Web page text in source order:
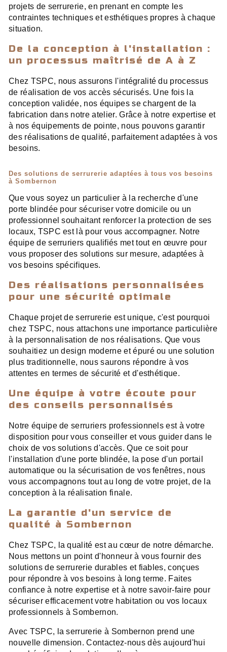
projets de serrurerie, en prenant en compte les
contraintes techniques et esthétiques propres à chaque
situation.
De la conception à l'installation :
un processus maîtrisé de A à Z
Chez TSPC, nous assurons l'intégralité du processus
de réalisation de vos accès sécurisés. Une fois la
conception validée, nos équipes se chargent de la
fabrication dans notre atelier. Grâce à notre expertise et
à nos équipements de pointe, nous pouvons garantir
des réalisations de qualité, parfaitement adaptées à vos
besoins.
Des solutions de serrurerie adaptées à tous vos besoins
à Sombernon
Que vous soyez un particulier à la recherche d'une
porte blindée pour sécuriser votre domicile ou un
professionnel souhaitant renforcer la protection de ses
locaux, TSPC est là pour vous accompagner. Notre
équipe de serruriers qualifiés met tout en œuvre pour
vous proposer des solutions sur mesure, adaptées à
vos besoins spécifiques.
Des réalisations personnalisées
pour une sécurité optimale
Chaque projet de serrurerie est unique, c'est pourquoi
chez TSPC, nous attachons une importance particulière
à la personnalisation de nos réalisations. Que vous
souhaitiez un design moderne et épuré ou une solution
plus traditionnelle, nous saurons répondre à vos
attentes en termes de sécurité et d'esthétique.
Une équipe à votre écoute pour
des conseils personnalisés
Notre équipe de serruriers professionnels est à votre
disposition pour vous conseiller et vous guider dans le
choix de vos solutions d'accès. Que ce soit pour
l'installation d'une porte blindée, la pose d'un portail
automatique ou la sécurisation de vos fenêtres, nous
vous accompagnons tout au long de votre projet, de la
conception à la réalisation finale.
La garantie d'un service de
qualité à Sombernon
Chez TSPC, la qualité est au cœur de notre démarche.
Nous mettons un point d'honneur à vous fournir des
solutions de serrurerie durables et fiables, conçues
pour répondre à vos besoins à long terme. Faites
confiance à notre expertise et à notre savoir-faire pour
sécuriser efficacement votre habitation ou vos locaux
professionnels à Sombernon.
Avec TSPC, la serrurerie à Sombernon prend une
nouvelle dimension. Contactez-nous dès aujourd'hui